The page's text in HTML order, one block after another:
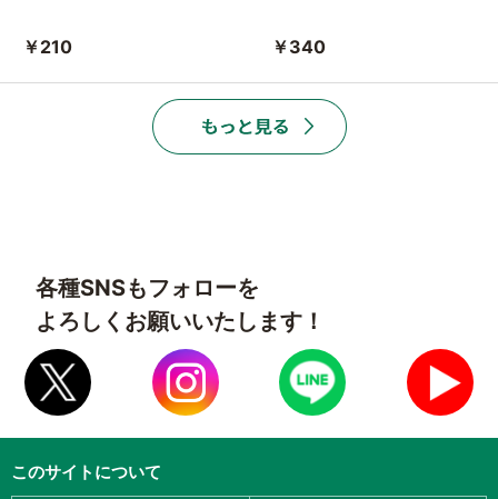
￥210 ￥340
各種SNSもフォローを
よろしくお願いいたします！
このサイトについて